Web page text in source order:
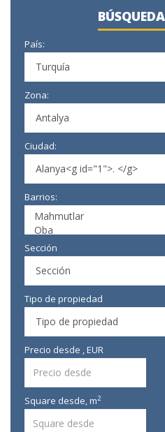
País:
Zona:
Ciudad:
Barrios:
Sección
Tipo de propiedad
Precio desde , EUR
Square desde,m2